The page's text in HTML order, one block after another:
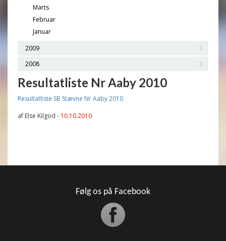
Marts
Februar
Januar
2009
2008
Resultatliste Nr Aaby 2010
Resultatliste SB Stævne Nr Aaby 2010
af Else Kilgod - 10.10.2010
Følg os på Facebook